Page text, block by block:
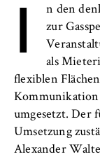
i
n
B
e
r
l
i
n
Lehren am
Neuigkeiten
Personen
I
n den
zur
als
flexiblen
Kommunikation
umgesetzt. Der
Umsetzung
Alexander
Anbieter:
Betreiber
Zweck:
Speichert
Domäne.
Cookie-
der